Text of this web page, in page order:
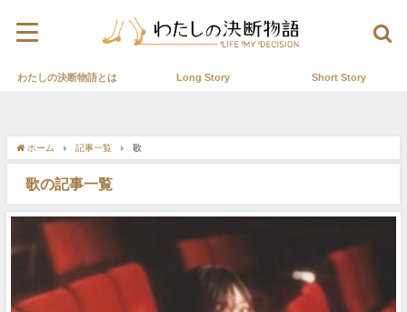
わたしの決断物語とは Long Story Short Story
ホーム 記事一覧 歌
歌の記事一覧